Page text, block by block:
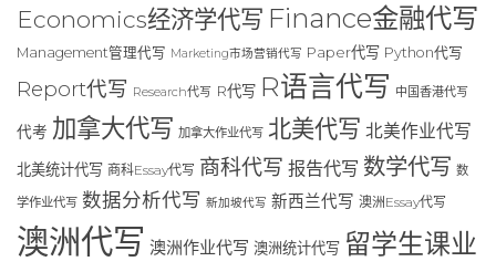
Economics经济学代写 Finance金融代写
Management管理代写 Marketing市场营销代写 Paper代写 Python代写
Report代写 Research代写 R代写 R语言代写 中国香港代写
代考 加拿大代写 加拿大作业代写 北美代写 北美作业代写
北美统计代写 商科Essay代写 商科代写 报告代写 数学代写 数
学作业代写 数据分析代写 新加坡代写 新西兰代写 澳洲Essay代写
澳洲代写 澳洲作业代写 澳洲统计代写 留学生课业